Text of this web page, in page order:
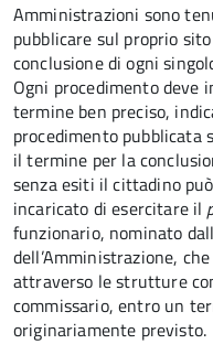
Amministrazioni sono
pubblicare sul proprio
conclusione di ogni
Ogni procedimento deve
termine ben preciso,
procedimento pubblicata
il termine per la
senza esiti il cittadino
incaricato di esercitare il
funzionario, nominato
dell’Amministrazione,
attraverso le strutture
commissario, entro un
originariamente previsto.